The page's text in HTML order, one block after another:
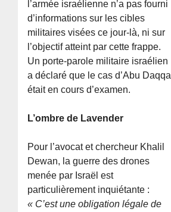
l’armée israélienne n’a pas fourni
d’informations sur les cibles
militaires visées ce jour-là, ni sur
l’objectif atteint par cette frappe.
Un porte-parole militaire israélien
a déclaré que le cas d’Abu Daqqa
était en cours d’examen.
L’ombre de Lavender
Pour l’avocat et chercheur Khalil
Dewan, la guerre des drones
menée par Israël est
particulièrement inquiétante :
« C’est une obligation légale de